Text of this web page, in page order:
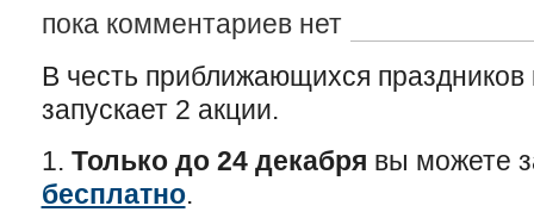
пока комментариев нет
В честь приближающихся праздников
запускает 2 акции.
1. Только до 24 декабря вы можете
бесплатно.